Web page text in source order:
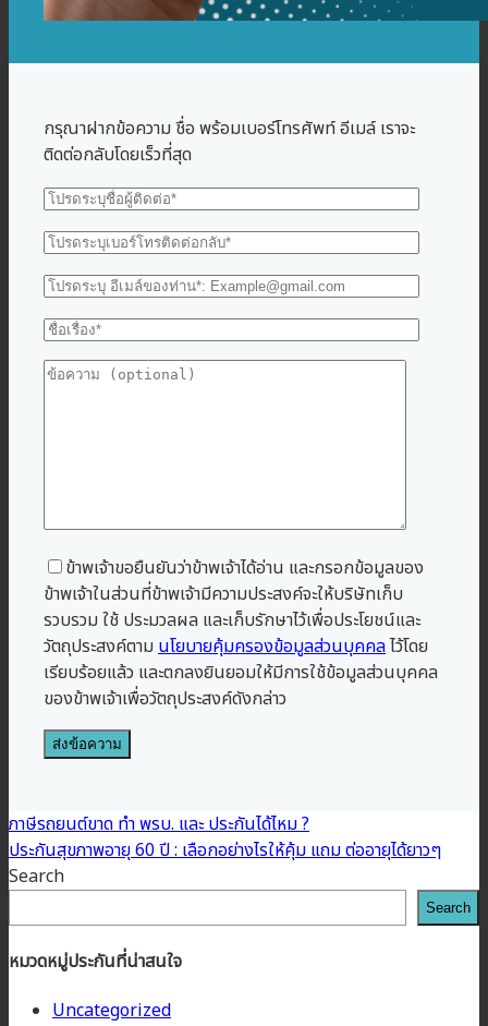
กรุณาฝากข้อความ ชื่อ พร้อมเบอร์โทรศัพท์ อีเมล์ เราจะ
ติดต่อกลับโดยเร็วที่สุด
ข้าพเจ้าขอยืนยันว่าข้าพเจ้าได้อ่าน และกรอกข้อมูลของ
ข้าพเจ้าในส่วนที่ข้าพเจ้ามีความประสงค์จะให้บริษัทเก็บ
รวบรวม ใช้ ประมวลผล และเก็บรักษาไว้เพื่อประโยชน์และ
วัตถุประสงค์ตาม นโยบายคุ้มครองข้อมูลส่วนบุคคลไว้โดย
เรียบร้อยแล้ว และตกลงยินยอมให้มีการใช้ข้อมูลส่วนบุคคล
ของข้าพเจ้าเพื่อวัตถุประสงค์ดังกล่าว
ภาษีรถยนต์ขาด ทำ พรบ. และ ประกันได้ไหม ?
ประกันสุขภาพอายุ 60 ปี : เลือกอย่างไรให้คุ้ม แถม ต่ออายุได้ยาวๆ
Search
Search
หมวดหมู่ประกันที่น่าสนใจ
Uncategorized